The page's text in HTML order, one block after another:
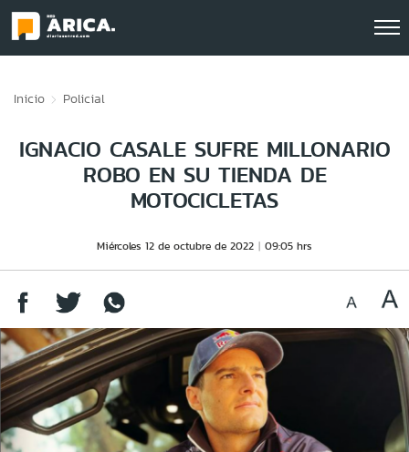
Inicio Policial
IGNACIO CASALE SUFRE MILLONARIO
ROBO EN SU TIENDA DE
MOTOCICLETAS
Miércoles 12 de octubre de 2022 09:05 hrs